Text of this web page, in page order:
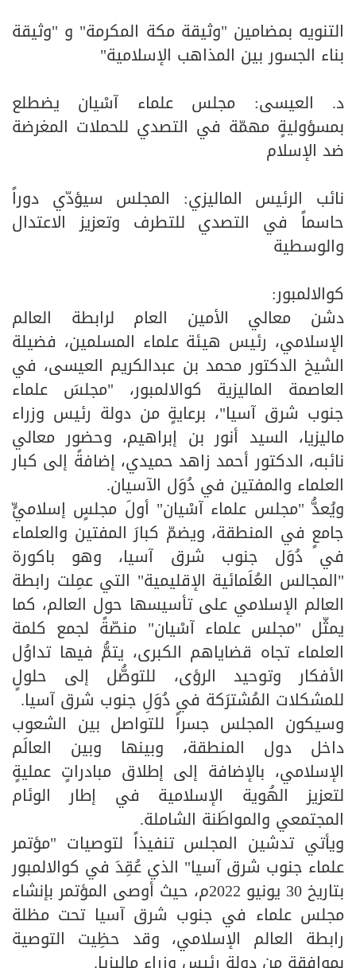
التنويه بمضامين "وثيقة مكة المكرمة" و "وثيقة
بناء الجسور بين المذاهب الإسلامية"
د. العيسى: مجلس علماء آسْيان يضطلع
بمسؤوليةٍ مهمّة في التصدي للحملات المغرضة
ضد الإسلام
نائب الرئيس الماليزي: المجلس سيؤدّي دوراً
حاسماً في التصدي للتطرف وتعزيز الاعتدال
والوسطية
كوالالمبور:
دشن معالي الأمين العام لرابطة العالم
الإسلامي، رئيس هيئة علماء المسلمين، فضيلة
الشيخ الدكتور محمد بن عبدالكريم العيسى، في
العاصمة الماليزية كوالالمبور، "مجلسَ علماء
جنوب شرق آسيا"، برعايةٍ من دولة رئيس وزراء
ماليزيا، السيد أنور بن إبراهيم، وحضور معالي
نائبه، الدكتور أحمد زاهد حميدي، إضافةً إلى كبار
العلماء والمفتين في دُوَل الآسيان.
ويُعدُّ "مجلس علماء آسْيان" أولَ مجلسٍ إسلاميٍّ
جامعٍ في المنطقة، ويضمّ كبارَ المفتين والعلماء
في دُوَل جنوب شرق آسيا، وهو باكورة
"المجالس العُلَمائية الإقليمية" التي عمِلت رابطة
العالم الإسلامي على تأسيسها حول العالم، كما
يمثّل "مجلس علماء آسْيان" منصّةً لجمع كلمة
العلماء تجاه قضاياهم الكبرى، يتمُّ فيها تداوُل
الأفكار وتوحيد الرؤى، للتوصُّل إلى حلولٍ
للمشكلات المُشترَكة في دُوَلِ جنوب شرق آسيا.
وسيكون المجلس جسراً للتواصل بين الشعوب
داخل دول المنطقة، وبينها وبين العالَم
الإسلامي، بالإضافة إلى إطلاق مبادراتٍ عمليةٍ
لتعزيز الهُوية الإسلامية في إطار الوئام
المجتمعي والمواطَنة الشاملة.
ويأتي تدشين المجلس تنفيذاً لتوصيات "مؤتمر
علماء جنوب شرق آسيا" الذي عُقِدَ في كوالالمبور
بتاريخ 30 يونيو 2022م، حيث أوصى المؤتمر بإنشاء
مجلس علماء في جنوب شرق آسيا تحت مظلة
رابطة العالم الإسلامي، وقد حظِيت التوصية